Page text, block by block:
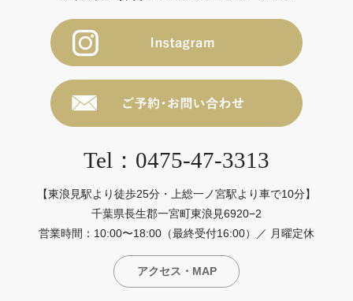
Tel：0475-47-3313
【東浪見駅より徒歩25分・上総一ノ宮駅より車で10分】
千葉県長生郡一宮町東浪見6920−2
営業時間：10:00〜18:00（最終受付16:00）／ 月曜定休
アクセス・MAP